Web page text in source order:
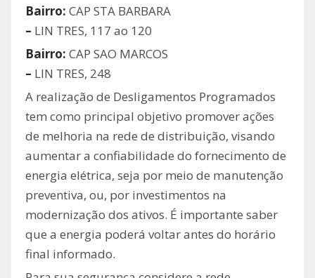
Bairro: CAP STA BARBARA
– LIN TRES, 117 ao 120
Bairro: CAP SAO MARCOS
– LIN TRES, 248
A realização de Desligamentos Programados
tem como principal objetivo promover ações
de melhoria na rede de distribuição, visando
aumentar a confiabilidade do fornecimento de
energia elétrica, seja por meio de manutenção
preventiva, ou, por investimentos na
modernização dos ativos. É importante saber
que a energia poderá voltar antes do horário
final informado.